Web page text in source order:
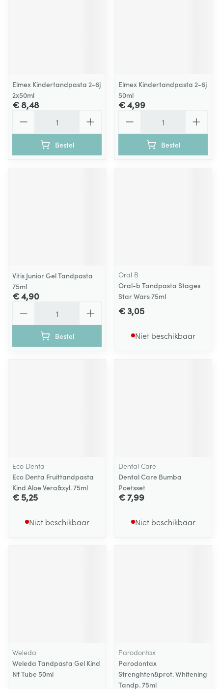
Elmex Kindertandpasta 2-6j
2x50ml
€ 8,48
Bestel
Elmex Kindertandpasta 2-6j
50ml
€ 4,99
Bestel
Vitis Junior Gel Tandpasta
75ml
€ 4,90
Bestel
Oral B
Oral-b Tandpasta Stages
Star Wars 75ml
€ 3,05
Niet beschikbaar
Eco Denta
Eco Denta Fruittandpasta
Kind Aloe Vera&xyl. 75ml
€ 5,25
Niet beschikbaar
Dental Care
Dental Care Bumba
Poetsset
€ 7,99
Niet beschikbaar
Weleda
Weleda Tandpasta Gel Kind
Nf Tube 50ml
Parodontax
Parodontax
Strenghten&prot. Whitening
Tandp. 75ml